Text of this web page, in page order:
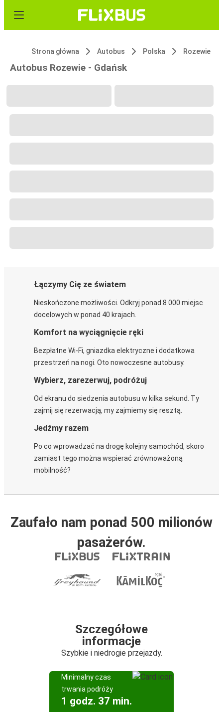
Strona główna Autobus Polska Rozewie
Autobus Rozewie - Gdańsk
Łączymy Cię ze światem
Nieskończone możliwości. Odkryj ponad 8 000 miejsc
docelowych w ponad 40 krajach.
Komfort na wyciągnięcie ręki
Bezpłatne Wi-Fi, gniazdka elektryczne i dodatkowa
przestrzeń na nogi. Oto nowoczesne autobusy.
Wybierz, zarezerwuj, podróżuj
Od ekranu do siedzenia autobusu w kilka sekund. Ty
zajmij się rezerwacją, my zajmiemy się resztą.
Jedźmy razem
Po co wprowadzać na drogę kolejny samochód, skoro
zamiast tego można wspierać zrównoważoną
mobilność?
Zaufało nam ponad 500 milionów
pasażerów.
Szczegółowe
informacje
Szybkie i niedrogie przejazdy.
Minimalny czas
trwania podróży
1 godz. 37 min.